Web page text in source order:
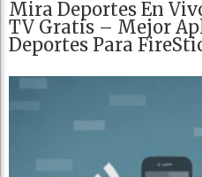
Mira Deportes En
TV Gratis – Mejor
Deportes Para